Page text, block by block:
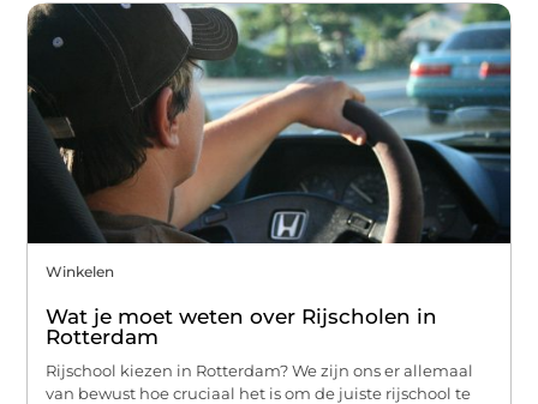
Winkelen
Wat je moet weten over Rijscholen in
Rotterdam
Rijschool kiezen in Rotterdam? We zijn ons er allemaal
van bewust hoe cruciaal het is om de juiste rijschool te